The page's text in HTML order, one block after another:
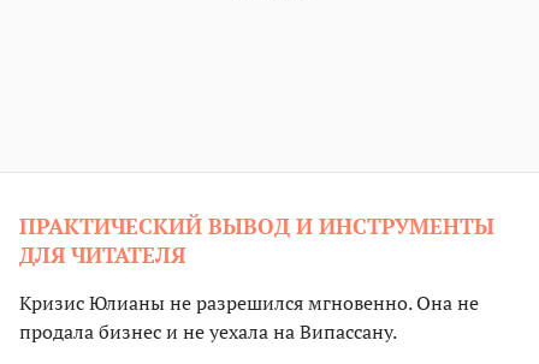
ПРАКТИЧЕСКИЙ ВЫВОД И ИНСТРУМЕНТЫ
ДЛЯ ЧИТАТЕЛЯ
Кризис Юлианы не разрешился мгновенно. Она не
продала бизнес и не уехала на Випассану.